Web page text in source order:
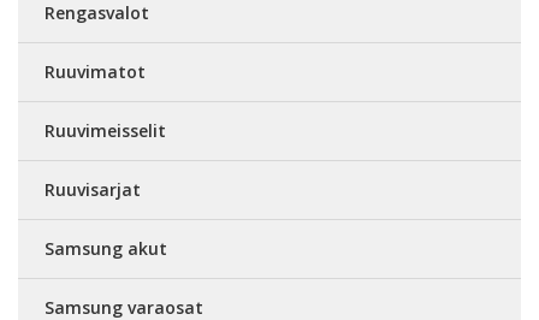
Rengasvalot
Ruuvimatot
Ruuvimeisselit
Ruuvisarjat
Samsung akut
Samsung varaosat